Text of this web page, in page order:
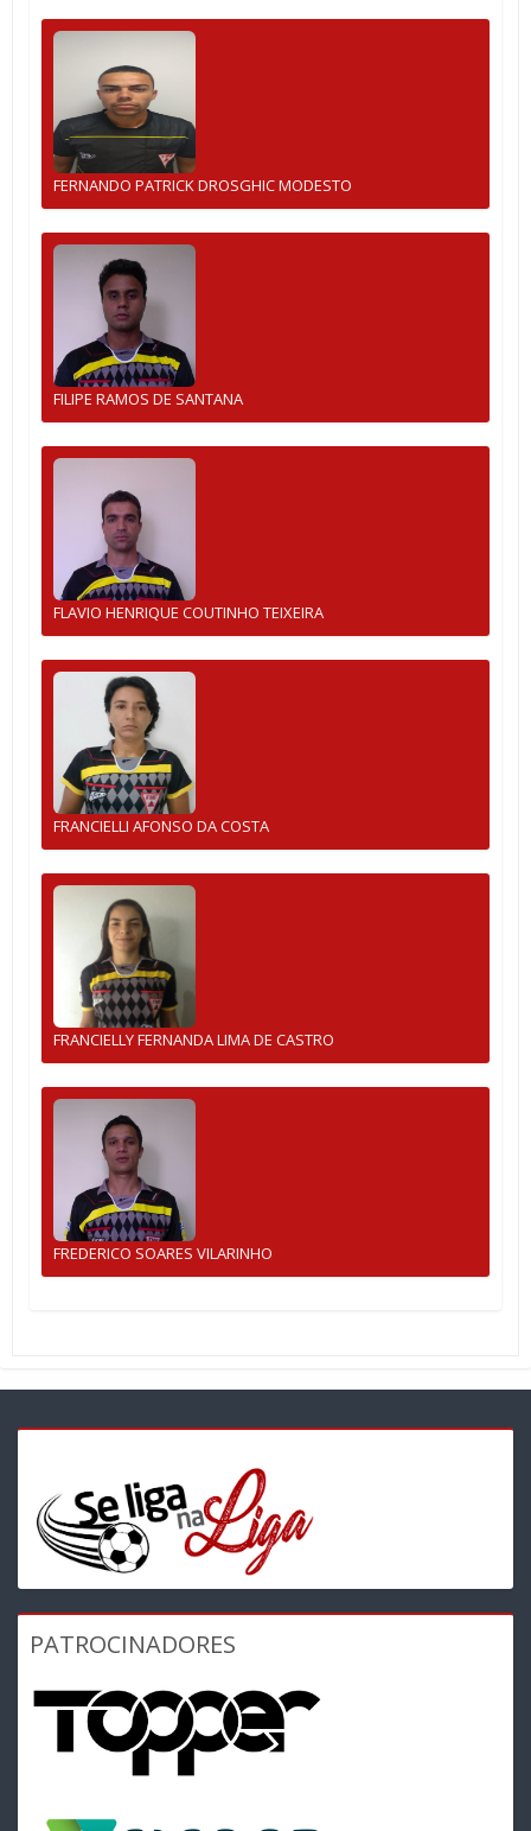
FERNANDO PATRICK DROSGHIC MODESTO
FILIPE RAMOS DE SANTANA
FLAVIO HENRIQUE COUTINHO TEIXEIRA
FRANCIELLI AFONSO DA COSTA
FRANCIELLY FERNANDA LIMA DE CASTRO
FREDERICO SOARES VILARINHO
PATROCINADORES